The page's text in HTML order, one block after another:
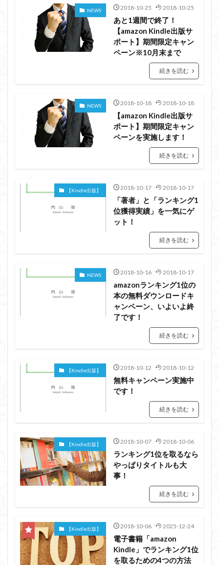
NEWS 2018-10-25 2018-10-25
あと1週間で終了！
【amazon Kindle出版サ
ポート】期間限定キャン
ペーン※10月末まで
続きを読む
NEWS 2018-10-18 2018-10-18
【amazon Kindle出版サ
ポート】期間限定キャン
ペーンを実施します！
続きを読む
【Kindle出版】 2018-10-17 2018-10-17
「著者」と「ランキング1
位獲得実績」を一気にゲ
ット！
続きを読む
NEWS 2018-10-16 2018-10-17
amazonランキング1位の
本の無料ダウンロードキ
ャンペーン、いよいよ終
了です！
続きを読む
【Kindle出版】 2018-10-12 2018-10-12
無料キャンペーン実施中
です！
続きを読む
【Kindle出版】 2018-10-07 2018-10-06
ランキング1位を取るなら
やっぱりタイトルも大
事！
続きを読む
【Kindle出版】 2018-10-06 2025-12-24
電子書籍「amazon
Kindle」でランキング1位
を取るための4つの方法